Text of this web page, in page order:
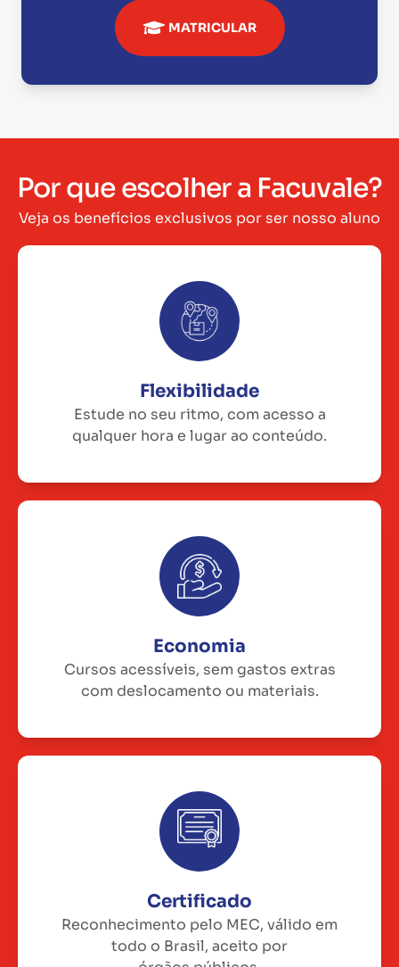
MATRICULAR
Por que escolher a Facuvale?
Veja os benefícios exclusivos por ser nosso aluno
Flexibilidade
Estude no seu ritmo, com acesso a
qualquer hora e lugar ao conteúdo.
Economia
Cursos acessíveis, sem gastos extras
com deslocamento ou materiais.
Certificado
Reconhecimento pelo MEC, válido em
todo o Brasil, aceito por